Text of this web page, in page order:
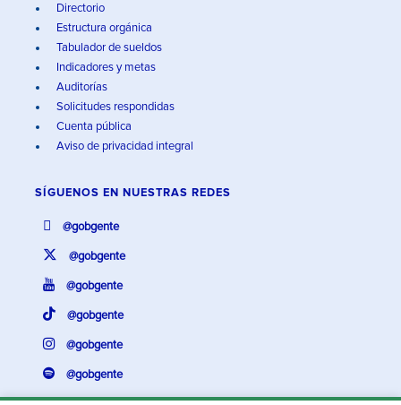
Directorio
Estructura orgánica
Tabulador de sueldos
Indicadores y metas
Auditorías
Solicitudes respondidas
Cuenta pública
Aviso de privacidad integral
SÍGUENOS EN NUESTRAS REDES
@gobgente
@gobgente
@gobgente
@gobgente
@gobgente
@gobgente